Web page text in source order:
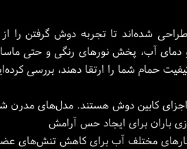
شده‌اند تا تجربه دوش گرفتن را از
و دمای آب، پخش نورهای رنگی و حتی
حمام شما را ارتقا دهند، بررسی
کابین دوش هستند. مدل‌های مدرن
باران برای ایجاد حس آرامش
مختلف آب برای کاهش تنش‌های